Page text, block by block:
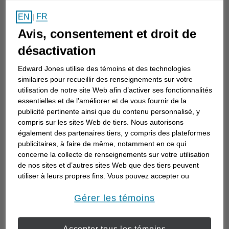
Comment choisir un
conseiller en investissement
Choisir un conseiller en investissement est
votre avenir. Voici comment commencer.
EN | FR
Avis, consentement et droit de
désactivation
Edward Jones utilise des témoins et des technologies
similaires pour recueillir des renseignements sur votre
utilisation de notre site Web afin d’activer ses fonctionnalités
essentielles et de l’améliorer et de vous fournir de la
publicité pertinente ainsi que du contenu personnalisé, y
compris sur les sites Web de tiers. Nous autorisons
également des partenaires tiers, y compris des plateformes
publicitaires, à faire de même, notamment en ce qui
concerne la collecte de renseignements sur votre utilisation
de nos sites et d’autres sites Web que des tiers peuvent
utiliser à leurs propres fins. Vous pouvez accepter ou
Pour en savoir plus sur la façon dont nous utilisons les
veuillez consulter notreDéclaration de confidentialité de
Gérer les témoins